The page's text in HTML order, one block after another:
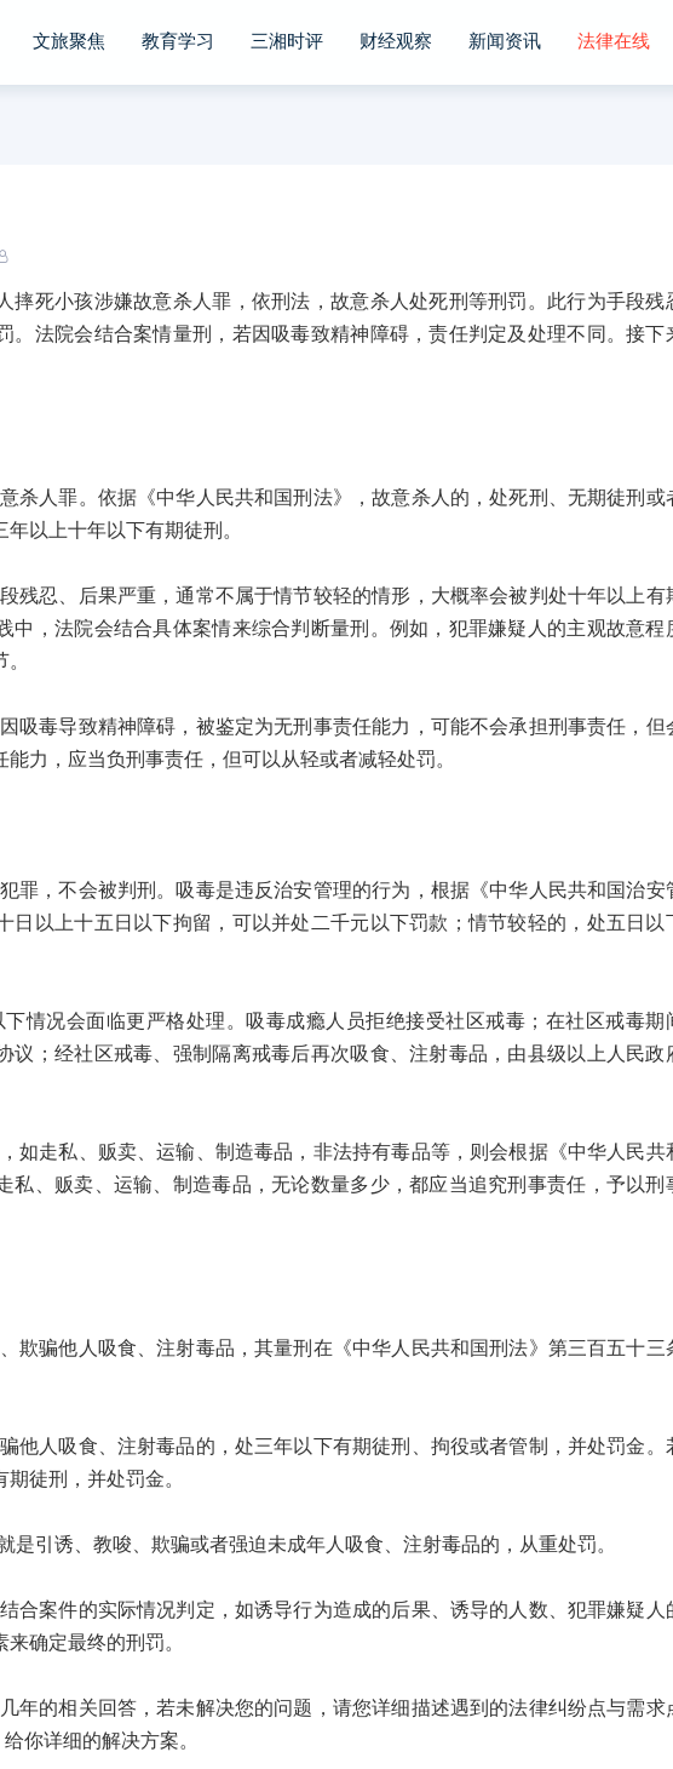
文旅聚焦 教育学习 三湘时评 财经观察 新闻资讯 法律在线
死小孩涉嫌故意杀人罪，依刑法，故意杀人处死刑等刑罚。此行为手段残
。法院会结合案情量刑，若因吸毒致精神障碍，责任判定及处理不同。接下
人罪。依据《中华人民共和国刑法》，故意杀人的，处死刑、无期徒刑或
以上十年以下有期徒刑。
忍、后果严重，通常不属于情节较轻的情形，大概率会被判处十年以上有
中，法院会结合具体案情来综合判断量刑。例如，犯罪嫌疑人的主观故意程
毒导致精神障碍，被鉴定为无刑事责任能力，可能不会承担刑事责任，但
力，应当负刑事责任，但可以从轻或者减轻处罚。
，不会被判刑。吸毒是违反治安管理的行为，根据《中华人民共和国治安
日以上十五日以下拘留，可以并处二千元以下罚款；情节较轻的，处五日以
况会面临更严格处理。吸毒成瘾人员拒绝接受社区戒毒；在社区戒毒期
议；经社区戒毒、强制隔离戒毒后再次吸食、注射毒品，由县级以上人民政
走私、贩卖、运输、制造毒品，非法持有毒品等，则会根据《中华人民共
私、贩卖、运输、制造毒品，无论数量多少，都应当追究刑事责任，予以刑
骗他人吸食、注射毒品，其量刑在《中华人民共和国刑法》第三百五十三
人吸食、注射毒品的，处三年以下有期徒刑、拘役或者管制，并处罚金。
徒刑，并处罚金。
诱、教唆、欺骗或者强迫未成年人吸食、注射毒品的，从重处罚。
案件的实际情况判定，如诱导行为造成的后果、诱导的人数、犯罪嫌疑人
确定最终的刑罚。
的相关回答，若未解决您的问题，请您详细描述遇到的法律纠纷点与需求
你详细的解决方案。